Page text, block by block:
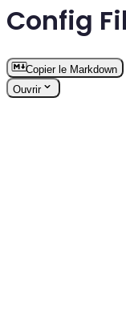
Config
Copier le Markdown
Ouvrir